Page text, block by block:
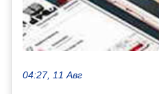
04:27, 11 Авг